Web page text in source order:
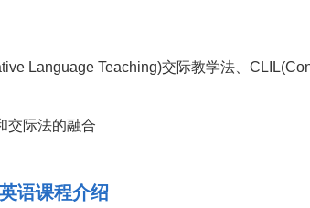
Language Teaching)交际教学法、
交际法的融合
语课程介绍